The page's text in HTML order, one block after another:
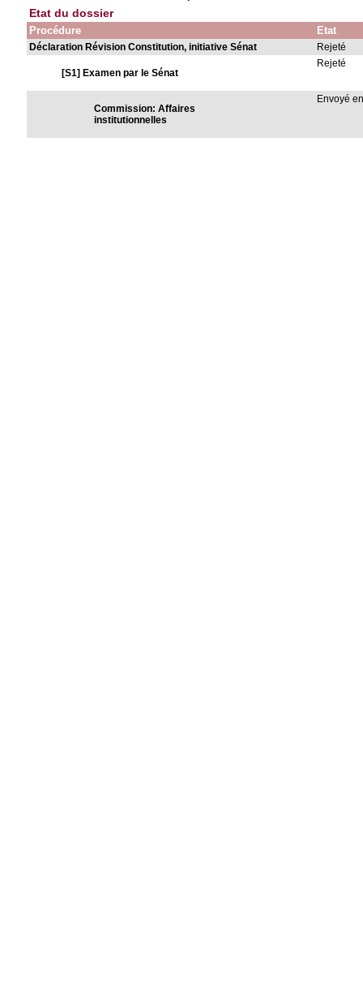
Etat du dossier
Procédure Etat
Déclaration Révision Constitution, initiative Sénat Rejeté
[S1] Examen par le Sénat
Rejeté
Commission: Affaires
institutionnelles
Envoyé